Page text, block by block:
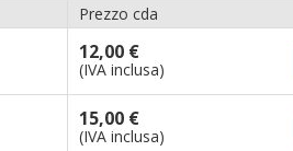
Prezzo cda
12,00 €
(IVA inclusa)
15,00 €
(IVA inclusa)